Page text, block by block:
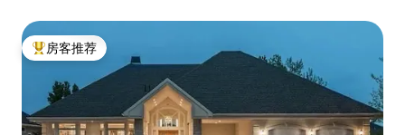
热门「房客推荐」
房客推荐